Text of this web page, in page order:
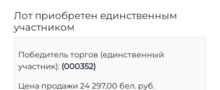
Лот приобретен единственным
участником
Победитель торгов (единственный
участник): (000352)
Цена продажи 24 297,00 бел. руб.